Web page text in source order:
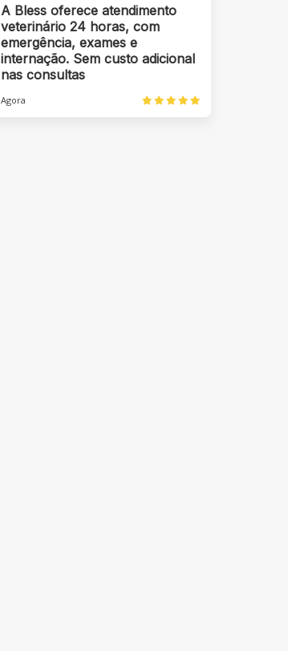
A Bless oferece atendimento
veterinário 24 horas, com
emergência, exames e
internação. Sem custo adicional
nas consultas
Agora